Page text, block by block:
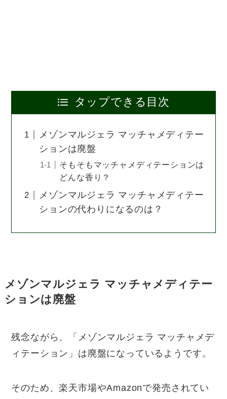
タップできる目次
メゾンマルジェラ マッチャメディテー
ションは廃盤
そもそもマッチャメディテーションは
どんな香り？
メゾンマルジェラ マッチャメディテー
ションの代わりになるのは？
メゾンマルジェラ マッチャメディテー
ションは廃盤
残念ながら、「メゾンマルジェラ マッチャメデ
ィテーション」は廃盤になっているようです。
そのため、楽天市場やAmazonで発売されてい